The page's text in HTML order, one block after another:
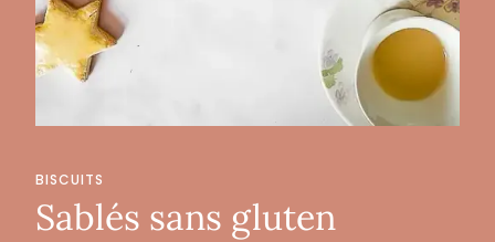
BISCUITS
Sablés sans gluten